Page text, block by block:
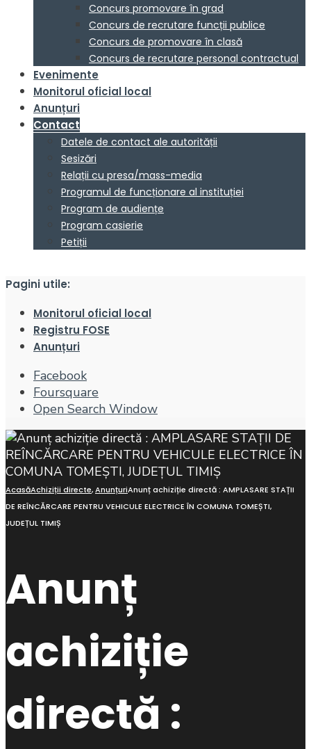
Concurs promovare în grad
Concurs de recrutare funcții publice
Concurs de promovare în clasă
Concurs de recrutare personal contractual
Evenimente
Monitorul oficial local
Anunțuri
Contact
Datele de contact ale autorității
Sesizări
Relații cu presa/mass-media
Programul de funcționare al instituției
Program de audiențe
Program casierie
Petiții
Pagini utile:
Monitorul oficial local
Registru FOSE
Anunțuri
Facebook
Foursquare
Open Search Window
AcasăAchiziții directe,AnunțuriAnunț achiziție directă : AMPLASARE STAȚII
DE REÎNCĂRCARE PENTRU VEHICULE ELECTRICE ÎN COMUNA TOMEȘTI,
JUDEȚUL TIMIȘ
Anunț
achiziție
directă :